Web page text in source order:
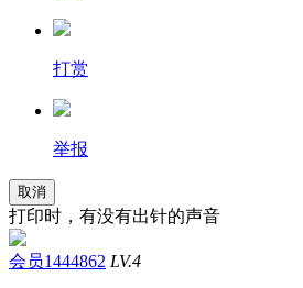
打赏
举报
取消
打印时，有没有出针的声音
会员1444862 LV.4